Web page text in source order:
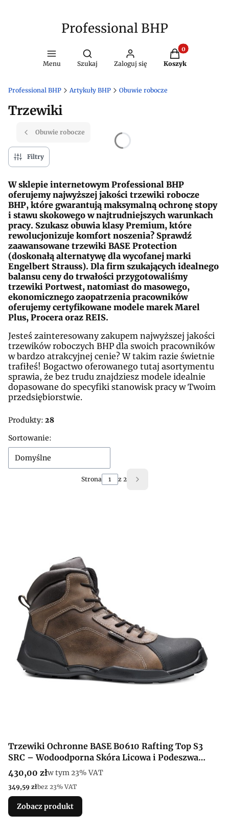
Professional BHP
Menu
Otwórz wyszukiwarkę
Szukaj Zaloguj się
Produkty w
Koszyk
Professional BHP Artykuły BHP Obuwie robocze
Trzewiki
Obuwie robocze
Filtry
W sklepie internetowym Professional BHP
oferujemy najwyższej jakości trzewiki robocze
BHP, które gwarantują maksymalną ochronę stopy
i stawu skokowego w najtrudniejszych warunkach
pracy. Szukasz obuwia klasy Premium, które
rewolucjonizuje komfort noszenia? Sprawdź
zaawansowane trzewiki BASE Protection
(doskonałą alternatywę dla wycofanej marki
Engelbert Strauss). Dla firm szukających idealnego
balansu ceny do trwałości przygotowaliśmy
trzewiki Portwest, natomiast do masowego,
ekonomicznego zaopatrzenia pracowników
oferujemy certyfikowane modele marek Marel
Plus, Procera oraz REIS.
Jesteś zainteresowany zakupem najwyższej jakości
trzewików roboczych BHP dla swoich pracowników
w bardzo atrakcyjnej cenie? W takim razie świetnie
trafiłeś! Bogactwo oferowanego tutaj asortymentu
sprawia, że bez trudu znajdziesz modele idealnie
dopasowane do specyfiki stanowisk pracy w Twoim
przedsiębiorstwie.
Produkty: 28
Lista produktów
Sortowanie:
Domyślne
Strona z 2 Następne produkty
Trzewiki Ochronne BASE B0610 Rafting Top S3
SRC – Wodoodporna Skóra Licowa i Podeszwa
AirTech + TPU-Skin
Cena brutto
430,00 złw tym %s VAT
w tym23% VAT
Cena netto
349,59 złbez 23% VAT
Zobacz produkt